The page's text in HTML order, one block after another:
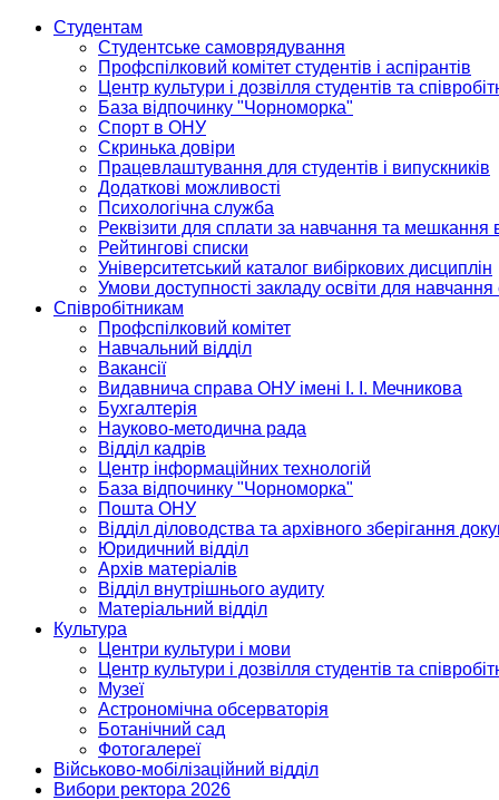
Студентам
Студентське самоврядування
Профспілковий комітет студентів і аспірантів
Центр культури і дозвілля студентів та
База відпочинку "Чорноморка"
Спорт в ОНУ
Скринька довіри
Працевлаштування для студентів і випускників
Додаткові можливості
Психологічна служба
Реквізити для сплати за навчання та мешкання
Рейтингові списки
Університетський каталог вибіркових дисциплін
Умови доступності закладу освіти для
Співробітникам
Профспілковий комітет
Навчальний відділ
Вакансії
Видавнича справа ОНУ імені І. І. Мечникова
Бухгалтерія
Науково-методична рада
Відділ кадрів
Центр інформаційних технологій
База відпочинку "Чорноморка"
Пошта ОНУ
Відділ діловодства та архівного зберігання
Юридичний відділ
Архів матеріалів
Відділ внутрішнього аудиту
Матеріальний відділ
Культура
Центри культури і мови
Центр культури і дозвілля студентів та
Музеї
Астрономічна обсерваторія
Ботанічний сад
Фотогалереї
Військово-мобілізаційний відділ
Вибори ректора 2026